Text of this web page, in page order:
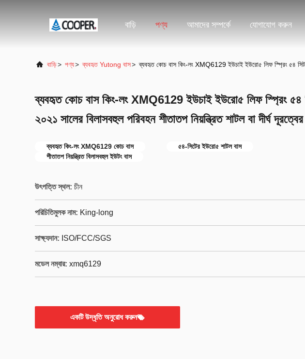
বাড়ি পণ্য আমাদের সম্পর্কে যোগাযোগ করুন
বাড়ি> পণ্য> ব্যবহৃত Yutong বাস> ব্যবহৃত কোচ বাস কিং-লং XMQ6129 ইউচাই ইউরো৫ লিফ স্প্রিং ৫৪ সিট
ব্যবহৃত কোচ বাস কিং-লং XMQ6129 ইউচাই ইউরো৫ লিফ স্প্রিং ৫৪
২০২১ সালের বিলাসবহুল পরিবহন শীতাতপ নিয়ন্ত্রিত শাটল বা দীর্ঘ
ব্যবহৃত কিং-লং XMQ6129 কোচ বাস
৫৪-সিটের ইউরো৫ শাটল বাস
শীতাতপ নিয়ন্ত্রিত বিলাসবহুল ইউটং বাস
উৎপত্তি স্থল: চীন
পরিচিতিমুলক নাম: King-long
সাক্ষ্যদান: ISO/FCC/SGS
মডেল নম্বার: xmq6129
একটি উদ্ধৃতি অনুরোধ করুন